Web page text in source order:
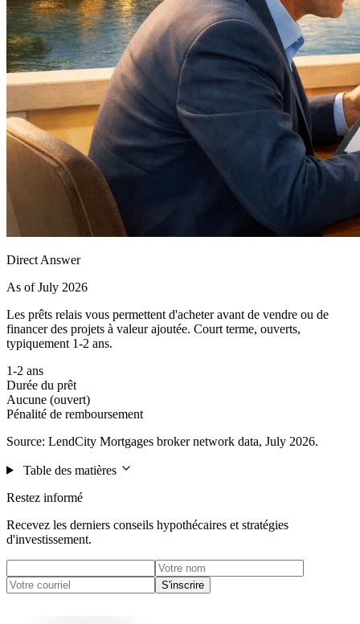
Direct Answer
As of July 2026
Les prêts relais vous permettent d'acheter avant de vendre ou de
financer des projets à valeur ajoutée. Court terme, ouverts,
typiquement 1-2 ans.
1-2 ans
Durée du prêt
Aucune (ouvert)
Pénalité de remboursement
Source: LendCity Mortgages broker network data, July 2026.
Table des matières
Restez informé
Recevez les derniers conseils hypothécaires et stratégies
d'investissement.
S'inscrire